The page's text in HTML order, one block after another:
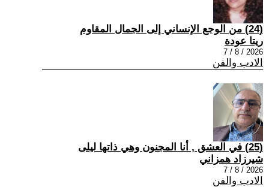
(24) من الوجع الإنساني إلى الجمال المقاوم
ريتا عودة
2026 / 8 / 7
الادب والفن
(25) في العشق , أنا المجنون وهي ذاتها ليلى
شيرزاد همزاني
2026 / 8 / 7
الادب والفن